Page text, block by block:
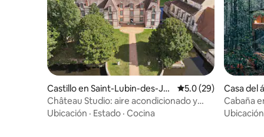
Castillo en Saint-Lubin-des-Jo
ncherets
Calificación
5.0 (29)
Château Studio: aire acondicionado y
vista al agua
Ubicación · Estado · Cocina
Casa del
Boussey
Cabaña
privada
Ubicación